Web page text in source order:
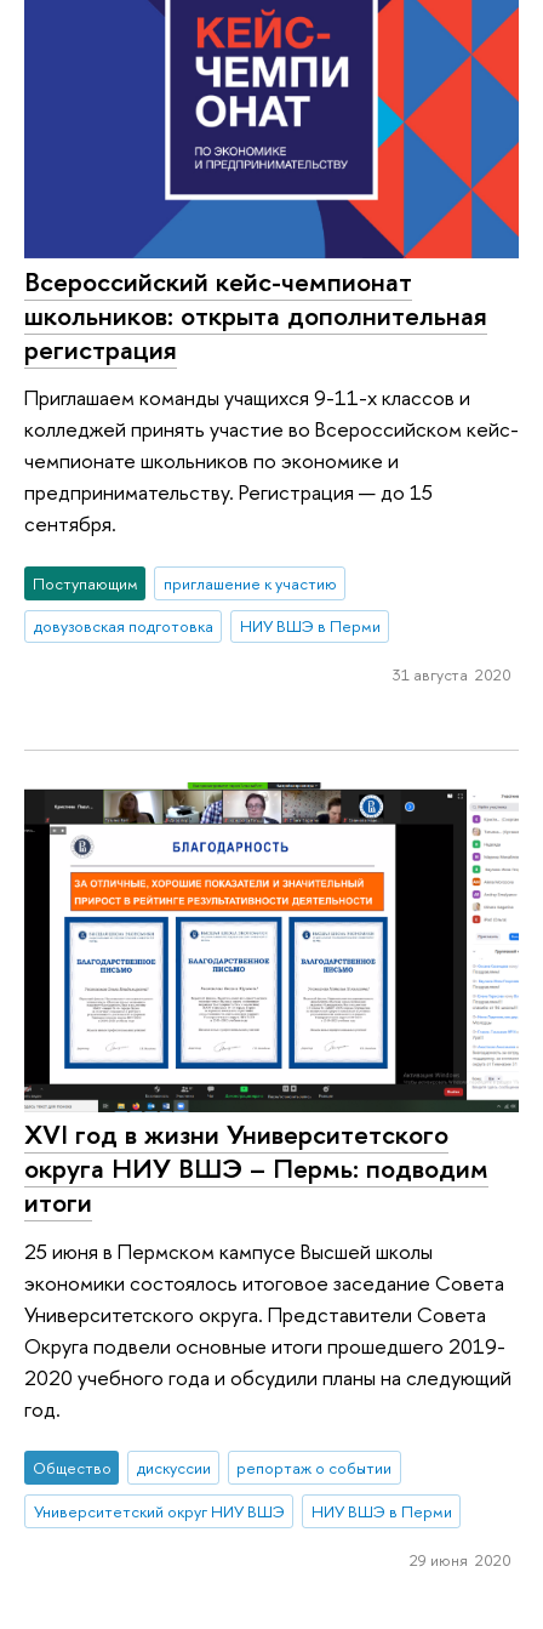
Всероссийский кейс-чемпионат
школьников: открыта дополнительная
регистрация
Приглашаем команды учащихся 9-11-х классов и
колледжей принять участие во Всероссийском кейс-
чемпионате школьников по экономике и
предпринимательству. Регистрация — до 15
сентября.
Поступающим
приглашение к участию
довузовская подготовка
НИУ ВШЭ в Перми
31 августа 2020
XVI год в жизни Университетского
округа НИУ ВШЭ – Пермь: подводим
итоги
25 июня в Пермском кампусе Высшей школы
экономики состоялось итоговое заседание Совета
Университетского округа. Представители Совета
Округа подвели основные итоги прошедшего 2019-
2020 учебного года и обсудили планы на следующий
год.
Общество дискуссии
репортаж о событии
Университетский округ НИУ ВШЭ
НИУ ВШЭ в Перми
29 июня 2020